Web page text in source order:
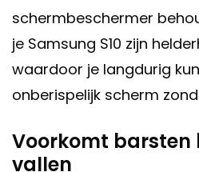
schermbeschermer
je Samsung S10 zijn
waardoor je langdurig
onberispelijk scherm
Voorkomt barsten
vallen